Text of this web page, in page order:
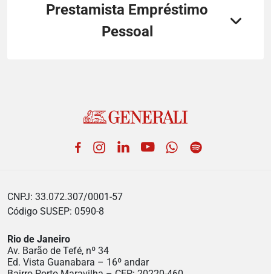
Prestamista Empréstimo
Pessoal
Facebook
Instagram
LinkedIn
YouTubeWhatsApp
CNPJ: 33.072.307/0001-57
Código SUSEP: 0590-8
Rio de Janeiro
Av. Barão de Tefé, nº 34
Ed. Vista Guanabara – 16º andar